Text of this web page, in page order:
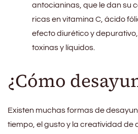
antocianinas, que le dan su
ricas en vitamina C, ácido
efecto diurético y
toxinas y líquidos.
¿Cómo
Existen muchas formas de
tiempo, el gusto y la creatividad de